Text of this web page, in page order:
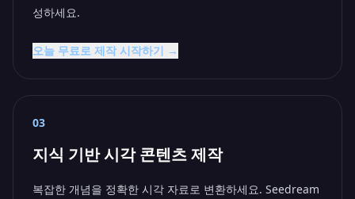
성하세요.
오늘 무료로 제작 시작하기 →
03
지식 기반 시각 콘텐츠 제작
복잡한 개념을 정확한 시각 자료로 변환하세요. Seedream